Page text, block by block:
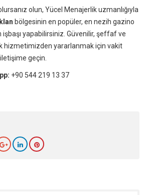
olun, Yücel Menajerlik uzmanlığıyla
bölgesinin en popüler, en nezih gazino
yapabilirsiniz. Güvenilir, şeffaf ve
hizmetimizden yararlanmak için vakit
geçin.
+90 544 219 13 37